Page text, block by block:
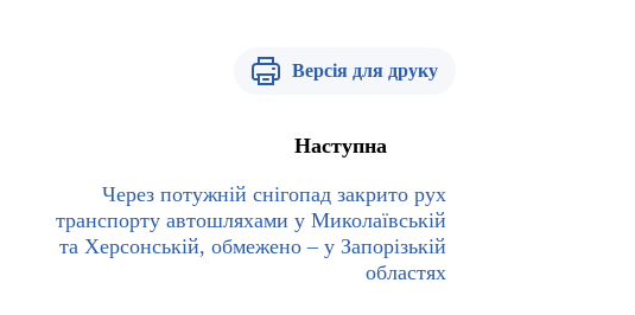
Версія для друку
Наступна
Через потужній снігопад закрито рух
транспорту автошляхами у Миколаївській
та Херсонській, обмежено – у Запорізькій
областях